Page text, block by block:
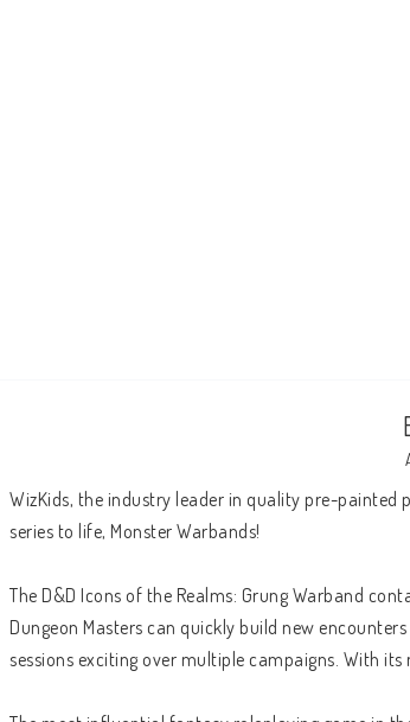
WizKids, the industry leader in quality pre-
series to life, Monster Warbands!
The D&D Icons of the Realms: Grung Warband
Dungeon Masters can quickly build new
sessions exciting over multiple campaigns. With